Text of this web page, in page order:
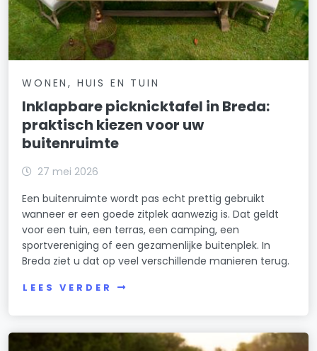
WONEN, HUIS EN TUIN
Inklapbare picknicktafel in Breda:
praktisch kiezen voor uw
buitenruimte
27 mei 2026
Een buitenruimte wordt pas echt prettig gebruikt
wanneer er een goede zitplek aanwezig is. Dat geldt
voor een tuin, een terras, een camping, een
sportvereniging of een gezamenlijke buitenplek. In
Breda ziet u dat op veel verschillende manieren terug.
LEES VERDER